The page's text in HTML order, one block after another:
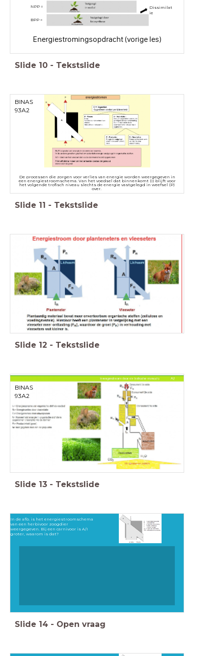
Energiestromingsopdracht (vorige les)
BPP =
NPP =
Dissimilat
ie
Slide 10 - Tekstslide
De processen die zorgen voor verlies van energie worden weergegeven in
een energiestroomschema. Van het voedsel dat binnenkomt (I) blijft voor
het volgende trofisch niveau slechts de energie vastgelegd in weefsel (P)
over.
BINAS
93A2
Slide 11 - Tekstslide
Slide 12 - Tekstslide
BINAS
93A2
Slide 13 - Tekstslide
In de afb. is het energiestroomschema
van een herbivoor zoogdier
weergegeven. Bij een carnivoor is A/I
groter, waarom is dat?
Slide 14 - Open vraag